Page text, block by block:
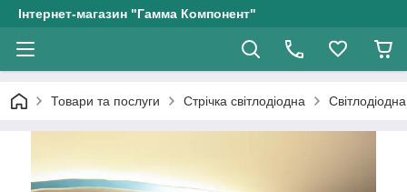
Інтернет-магазин "Гамма Компонент"
Товари та послуги Стрічка світлодіодна